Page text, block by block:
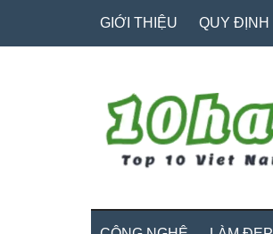
GIỚI THIỆU QUY ĐỊNH